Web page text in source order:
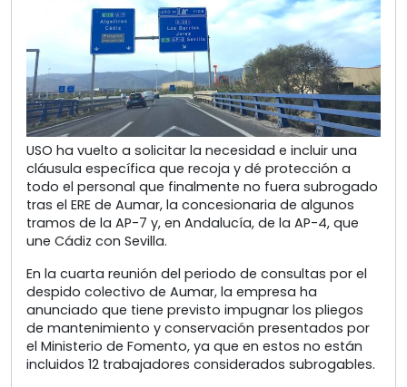
USO ha vuelto a solicitar la necesidad e incluir una
cláusula específica que recoja y dé protección a
todo el personal que finalmente no fuera subrogado
tras el ERE de Aumar, la concesionaria de algunos
tramos de la AP-7 y, en Andalucía, de la AP-4, que
une Cádiz con Sevilla.
En la cuarta reunión del periodo de consultas por el
despido colectivo de Aumar, la empresa ha
anunciado que tiene previsto impugnar los pliegos
de mantenimiento y conservación presentados por
el Ministerio de Fomento, ya que en estos no están
incluidos 12 trabajadores considerados subrogables.